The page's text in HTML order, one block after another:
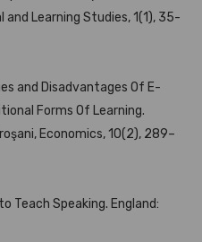
Learning Studies, 1(1), 35-
and Disadvantages Of E-
Forms Of Learning.
Economics, 10(2), 289–
Teach Speaking. England: